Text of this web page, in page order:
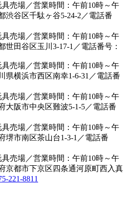
具売場／営業時間：午前10時～午
渋谷区千駄ヶ谷5-24-2／電話番
具売場／営業時間：午前10時～午
世田谷区玉川3-17-1／電話番号：
具売場／営業時間：午前10時～午
県横浜市西区南幸1-6-31／電話番
具売場／営業時間：午前10時～午
大阪市中央区難波5-1-5／電話番
具売場／営業時間：午前10時～午
堺市南区茶山台1-3-1／電話番
具売場／営業時間：午前10時～午
京都市下京区四条通河原町西入真
221-8811